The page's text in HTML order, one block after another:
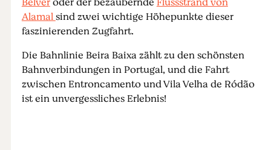
Alamalsind zwei wichtige Höhepunkte dieser
faszinierenden Zugfahrt.
Die Bahnlinie Beira Baixa zählt zu den schönsten
Bahnverbindungen in Portugal, und die Fahrt
zwischen Entroncamento und Vila Velha de Ródão
ist ein unvergessliches Erlebnis!